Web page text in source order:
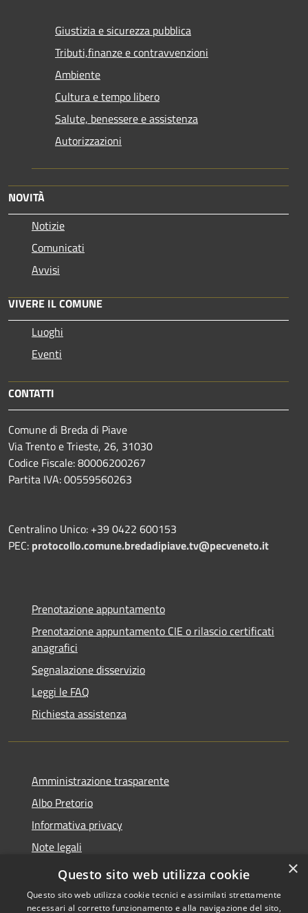
Giustizia e sicurezza pubblica
Tributi,finanze e contravvenzioni
Ambiente
Cultura e tempo libero
Salute, benessere e assistenza
Autorizzazioni
NOVITÀ
Notizie
Comunicati
Avvisi
VIVERE IL COMUNE
Luoghi
Eventi
CONTATTI
Comune di Breda di Piave
Via Trento e Trieste, 26, 31030
Codice Fiscale: 80006200267
Partita IVA: 00559560263
Centralino Unico: +39 0422 600153
PEC: protocollo.comune.bredadipiave.tv@pecveneto.it
Prenotazione appuntamento
Prenotazione appuntamento CIE o rilascio certificati
anagrafici
Segnalazione disservizio
Leggi le FAQ
Richiesta assistenza
Amministrazione trasparente
Albo Pretorio
Informativa privacy
Note legali
Dichiarazione di accessibilità
×
Questo sito web utilizza cookie
Questo sito web utilizza cookie tecnici e assimilati strettamente
necessari al corretto funzionamento e alla navigazione del sito,